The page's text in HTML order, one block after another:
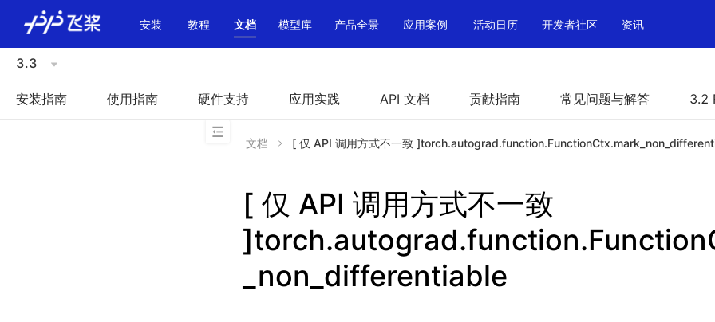
安装
教程 文档 模型库 产品全景 应用案例 活动日历 开发者社区 资讯
3.3
安装指南 使用指南 硬件支持 应用实践 API 文档 贡献指南 常见问题与解答 3.2
文档 [ 仅 API 调用方式不一致
[ 仅 API 调用方式不一致
_non_differentiable